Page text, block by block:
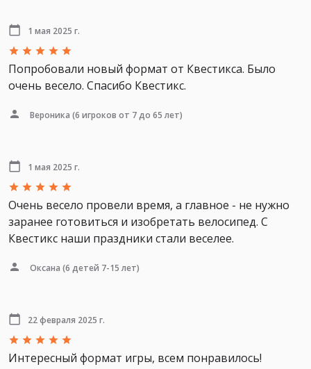
1 мая 2025 г.
Попробовали новый формат от Квестикса. Было
очень весело. Спасибо Квестикс.
Вероника (6 игроков от 7 до 65 лет)
1 мая 2025 г.
Очень весело провели время, а главное - не нужно
заранее готовиться и изобретать велосипед. С
Квестикс наши праздники стали веселее.
Оксана (6 детей 7-15 лет)
22 февраля 2025 г.
Интересный формат игры, всем понравилось!